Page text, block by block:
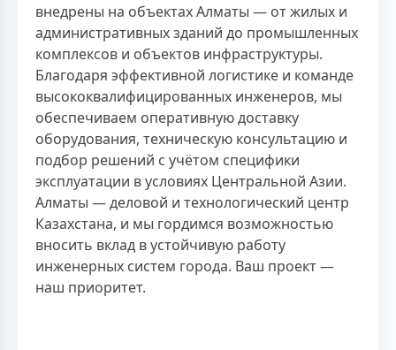
внедрены на объектах Алматы — от жилых и
административных зданий до промышленных
комплексов и объектов инфраструктуры.
Благодаря эффективной логистике и команде
высококвалифицированных инженеров, мы
обеспечиваем оперативную доставку
оборудования, техническую консультацию и
подбор решений с учётом специфики
эксплуатации в условиях Центральной Азии.
Алматы — деловой и технологический центр
Казахстана, и мы гордимся возможностью
вносить вклад в устойчивую работу
инженерных систем города. Ваш проект —
наш приоритет.